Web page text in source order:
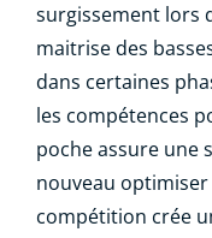
surgissement lors
maitrise des
dans certaines
les compétences
poche assure une
nouveau
compétition crée